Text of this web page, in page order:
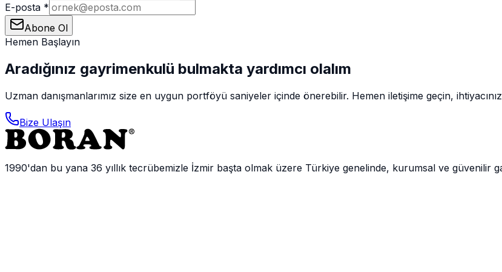
E-posta *
Abone Ol
Hemen Başlayın
Aradığınız gayrimenkulü bulmakta yardımcı olalım
Uzman danışmanlarımız size en uygun portföyü saniyeler içinde önerebilir. Hemen iletişime geçin,
Bize Ulaşın
1990'dan bu yana 36 yıllık tecrübemizle İzmir başta olmak üzere Türkiye genelinde, kurumsal ve güvenilir